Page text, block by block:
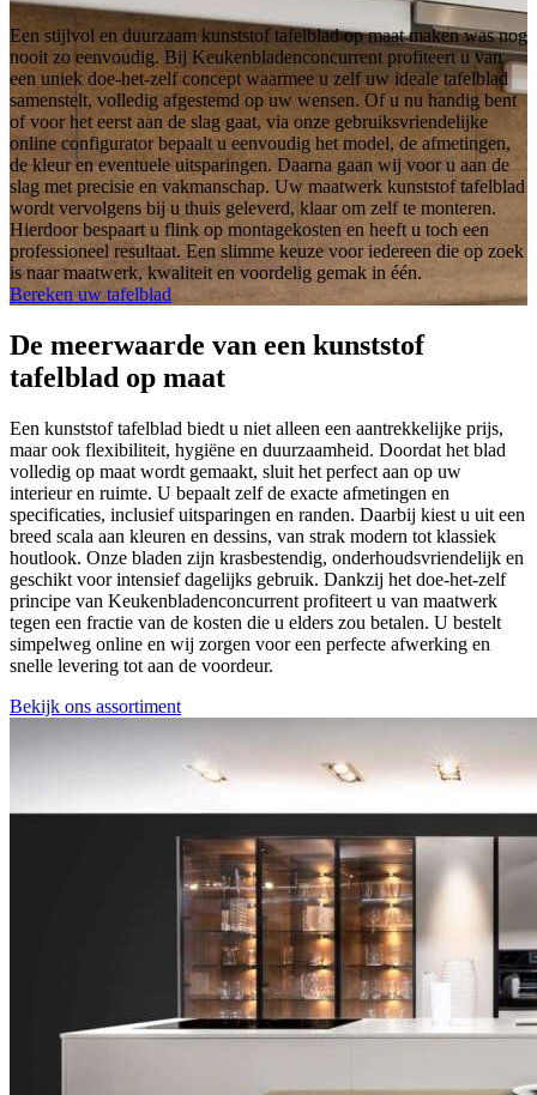
Een stijlvol en duurzaam kunststof tafelblad op maat maken was nog
nooit zo eenvoudig. Bij Keukenbladenconcurrent profiteert u van
een uniek doe-het-zelf concept waarmee u zelf uw ideale tafelblad
samenstelt, volledig afgestemd op uw wensen. Of u nu handig bent
of voor het eerst aan de slag gaat, via onze gebruiksvriendelijke
online configurator bepaalt u eenvoudig het model, de afmetingen,
de kleur en eventuele uitsparingen. Daarna gaan wij voor u aan de
slag met precisie en vakmanschap. Uw maatwerk kunststof tafelblad
wordt vervolgens bij u thuis geleverd, klaar om zelf te monteren.
Hierdoor bespaart u flink op montagekosten en heeft u toch een
professioneel resultaat. Een slimme keuze voor iedereen die op zoek
is naar maatwerk, kwaliteit en voordelig gemak in één.
Bereken uw tafelblad
De meerwaarde van een kunststof
tafelblad op maat
Een kunststof tafelblad biedt u niet alleen een aantrekkelijke prijs,
maar ook flexibiliteit, hygiëne en duurzaamheid. Doordat het blad
volledig op maat wordt gemaakt, sluit het perfect aan op uw
interieur en ruimte. U bepaalt zelf de exacte afmetingen en
specificaties, inclusief uitsparingen en randen. Daarbij kiest u uit een
breed scala aan kleuren en dessins, van strak modern tot klassiek
houtlook. Onze bladen zijn krasbestendig, onderhoudsvriendelijk en
geschikt voor intensief dagelijks gebruik. Dankzij het doe-het-zelf
principe van Keukenbladenconcurrent profiteert u van maatwerk
tegen een fractie van de kosten die u elders zou betalen. U bestelt
simpelweg online en wij zorgen voor een perfecte afwerking en
snelle levering tot aan de voordeur.
Bekijk ons assortiment